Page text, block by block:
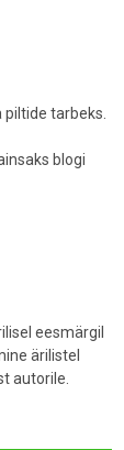
tarbeks.
blogi
eesmärgil
ärilistel
autorile.